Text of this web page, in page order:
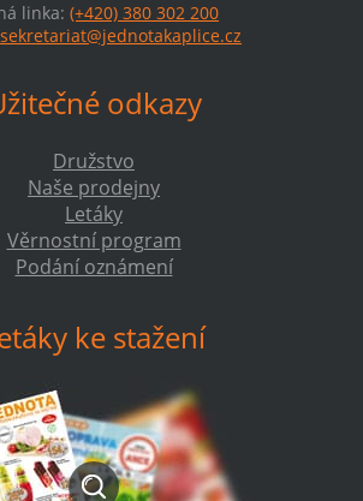
linka: (+420) 380 302 200
sekretariat@jednotakaplice.cz
odkazy
Družstvo
Naše prodejny
Letáky
Věrnostní program
Podání oznámení
ke stažení